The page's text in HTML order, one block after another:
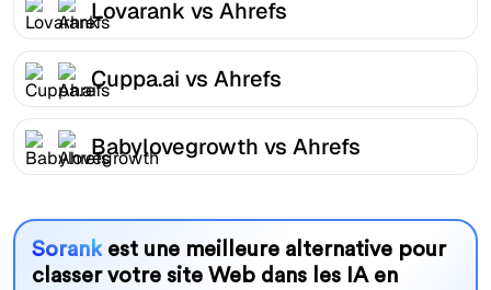
Lovarank vs Ahrefs
Cuppa.ai vs Ahrefs
Babylovegrowth vs Ahrefs
Sorankest une meilleure alternative pour
classer votre site Web dans les IA en